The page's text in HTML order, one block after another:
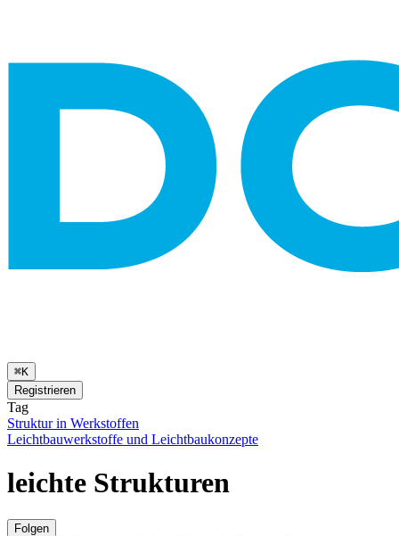
⌘K
Registrieren
Tag
Struktur in Werkstoffen
Leichtbauwerkstoffe und Leichtbaukonzepte
leichte Strukturen
Folgen